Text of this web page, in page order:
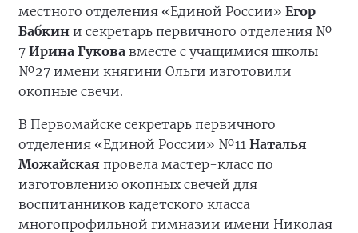
местного отделения «Единой России» Егор
Бабкин и секретарь первичного отделения №
7 Ирина Гукова вместе с учащимися школы
№27 имени княгини Ольги изготовили
окопные свечи.
В Первомайске секретарь первичного
отделения «Единой России» №11 Наталья
Можайская провела мастер-класс по
изготовлению окопных свечей для
воспитанников кадетского класса
многопрофильной гимназии имени Николая